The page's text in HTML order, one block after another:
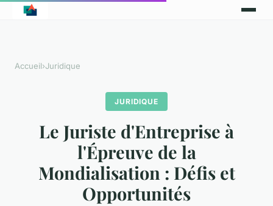
Accueil›Juridique
JURIDIQUE
Le Juriste d'Entreprise à
l'Épreuve de la
Mondialisation : Défis et
Opportunités